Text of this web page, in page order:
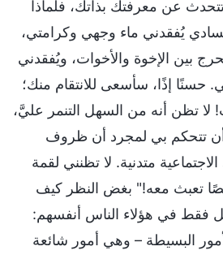
عن معرفتك بذاتك، فلماذا
يُفقدني ماء وجهي وكرامتي،
بين الإخوة والأخوات، ويُفقدني
حسنًا إذًا، سأسعى للانتقام منك؛
لا تظن أنه من السهل التنمر عليَّ،
تتحكم بي لمجرد أن ظروف
متدنية. لا تظنني لقمة
تعبث معه!" بغض النظر كيف
فقط في هؤلاء الناس أنفسهم:
البسيطة – وهي أمور شائعة